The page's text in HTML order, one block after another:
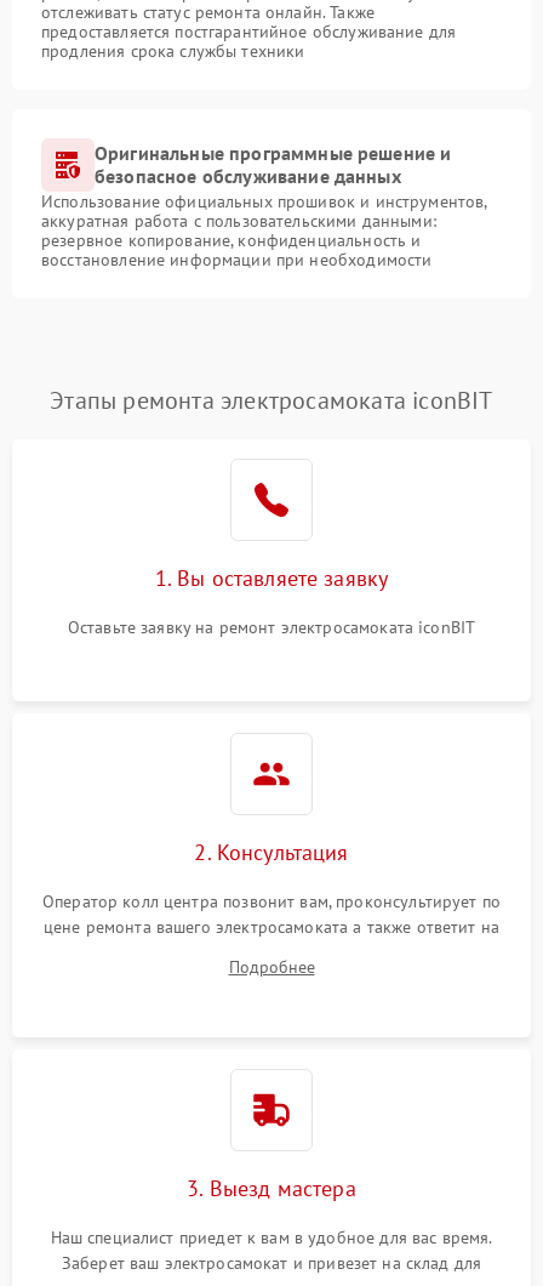
отслеживать статус ремонта онлайн. Также
предоставляется постгарантийное обслуживание для
продления срока службы техники
Оригинальные программные решение и
безопасное обслуживание данных
Использование официальных прошивок и инструментов,
аккуратная работа с пользовательскими данными:
резервное копирование, конфиденциальность и
восстановление информации при необходимости
Этапы ремонта электросамоката iconBIT
1. Вы оставляете заявку
Оставьте заявку на ремонт электросамоката iconBIT
2. Консультация
Оператор колл центра позвонит вам, проконсультирует по
цене ремонта вашего электросамоката а также ответит на
Подробнее
3. Выезд мастера
Наш специалист приедет к вам в удобное для вас время.
Заберет ваш электросамокат и привезет на склад для